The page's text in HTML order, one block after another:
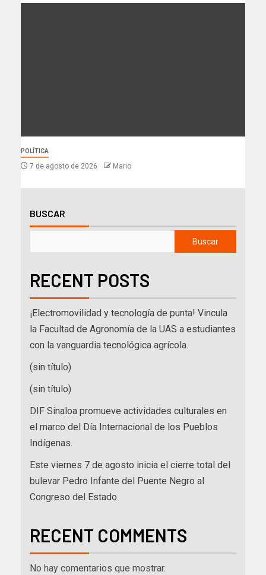
POLÍTICA
7 de agosto de 2026 Mario
BUSCAR
Buscar
RECENT POSTS
¡Electromovilidad y tecnología de punta! Vincula
la Facultad de Agronomía de la UAS a estudiantes
con la vanguardia tecnológica agrícola.
(sin título)
(sin título)
DIF Sinaloa promueve actividades culturales en
el marco del Día Internacional de los Pueblos
Indígenas.
Este viernes 7 de agosto inicia el cierre total del
bulevar Pedro Infante del Puente Negro al
Congreso del Estado
RECENT COMMENTS
No hay comentarios que mostrar.